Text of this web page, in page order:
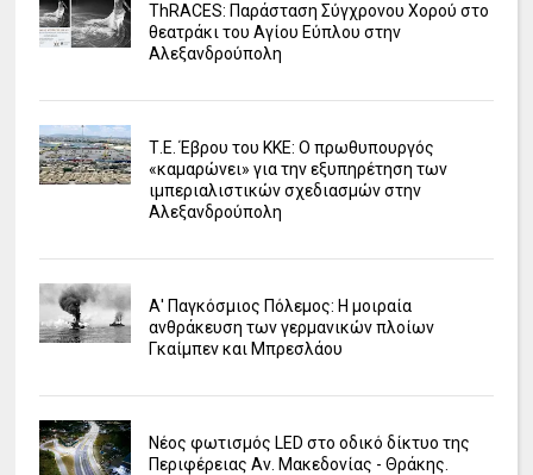
ΤhRACES: Παράσταση Σύγχρονου Χορού στο
θεατράκι του Αγίου Εύπλου στην
Αλεξανδρούπολη
Τ.Ε. Έβρου του ΚΚΕ: Ο πρωθυπουργός
«καμαρώνει» για την εξυπηρέτηση των
ιμπεριαλιστικών σχεδιασμών στην
Αλεξανδρούπολη
Α' Παγκόσμιος Πόλεμος: Η μοιραία
ανθράκευση των γερμανικών πλοίων
Γκαίμπεν και Μπρεσλάου
Νέος φωτισμός LED στο οδικό δίκτυο της
Περιφέρειας Αν. Μακεδονίας - Θράκης.